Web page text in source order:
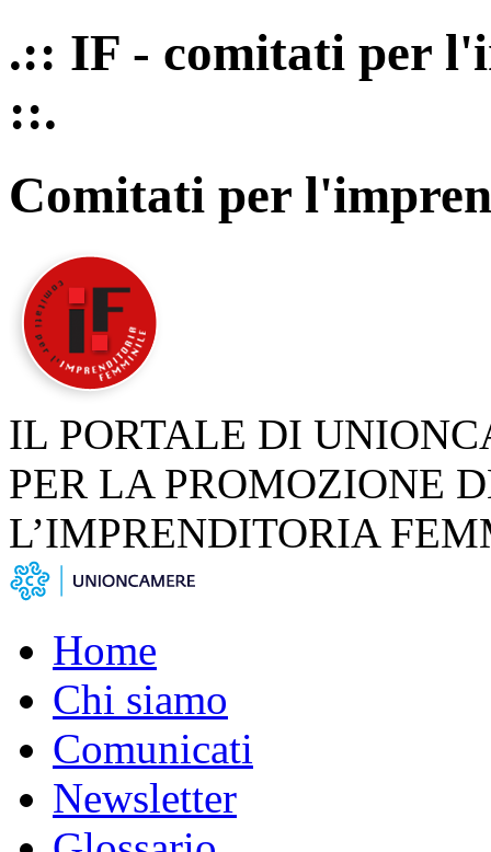
.:: IF - comitati per
::.
Comitati per
IL PORTALE DI
PER LA PROMOZIONE
L’IMPRENDITORIA
Home
Chi siamo
Comunicati
Newsletter